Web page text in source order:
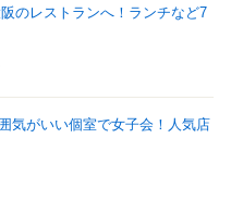
のレストランへ！ランチなど7
気がいい個室で女子会！人気店